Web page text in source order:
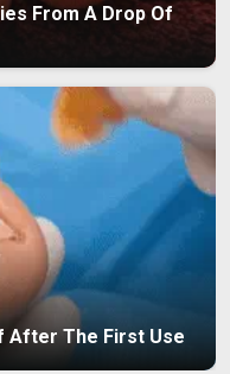
From A Drop Of
After The First Use